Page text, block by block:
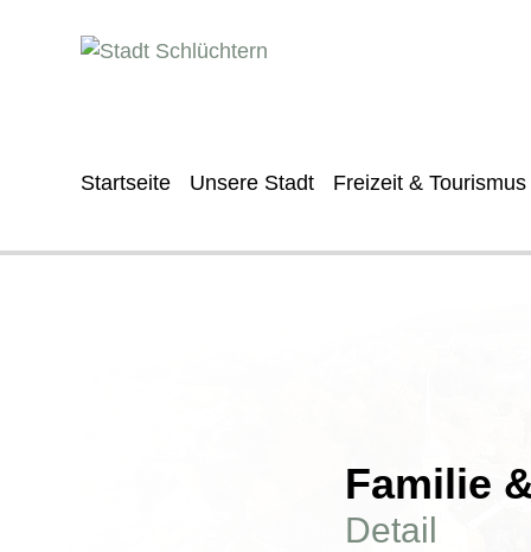
Startseite Unsere Stadt Freizeit & Tourismus
Familie
Detail